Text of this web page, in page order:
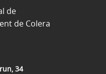
34
de
de Colera